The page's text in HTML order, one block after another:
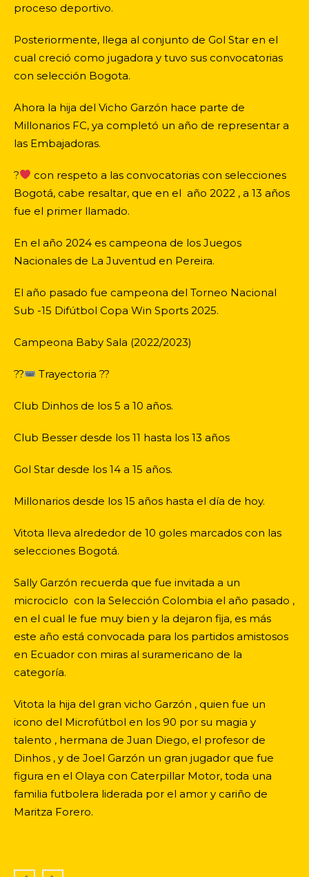
proceso deportivo.
Posteriormente, llega al conjunto de Gol Star en el
cual creció como jugadora y tuvo sus convocatorias
con selección Bogota.
Ahora la hija del Vicho Garzón hace parte de
Millonarios FC, ya completó un año de representar a
las Embajadoras.
?
con respeto a las convocatorias con selecciones
Bogotá, cabe resaltar, que en el año 2022 , a 13 años
fue el primer llamado.
En el año 2024 es campeona de los Juegos
Nacionales de La Juventud en Pereira.
El año pasado fue campeona del Torneo Nacional
Sub -15 Difútbol Copa Win Sports 2025.
Campeona Baby Sala (2022/2023)
?? Trayectoria ??
Club Dinhos de los 5 a 10 años.
Club Besser desde los 11 hasta los 13 años
Gol Star desde los 14 a 15 años.
Millonarios desde los 15 años hasta el día de hoy.
Vitota lleva alrededor de 10 goles marcados con las
selecciones Bogotá.
Sally Garzón recuerda que fue invitada a un
microciclo con la Selección Colombia el año pasado ,
en el cual le fue muy bien y la dejaron fija, es más
este año está convocada para los partidos amistosos
en Ecuador con miras al suramericano de la
categoría.
Vitota la hija del gran vicho Garzón , quien fue un
icono del Microfútbol en los 90 por su magia y
talento , hermana de Juan Diego, el profesor de
Dinhos , y de Joel Garzón un gran jugador que fue
figura en el Olaya con Caterpillar Motor, toda una
familia futbolera liderada por el amor y cariño de
Maritza Forero.